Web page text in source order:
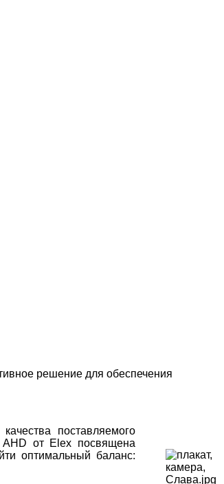
решение для обеспечения
поставляемого
AHD от Elex посвящена
оптимальный баланс: